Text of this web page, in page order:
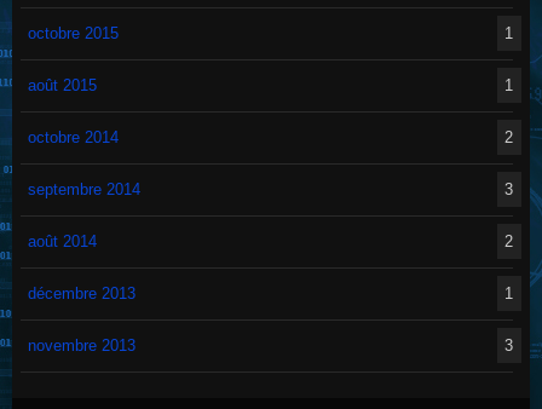
octobre 2015 1
août 2015 1
octobre 2014 2
septembre 2014 3
août 2014 2
décembre 2013 1
novembre 2013 3